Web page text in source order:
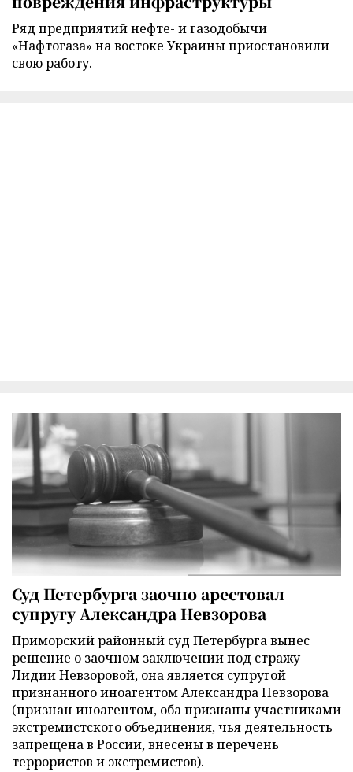
Ряд предприятий нефте- и газодобычи
«Нафтогаза» на востоке Украины приостановили
свою работу.
Суд Петербурга заочно арестовал
супругу Александра Невзорова
Приморский районный суд Петербурга вынес
решение о заочном заключении под стражу
Лидии Невзоровой, она является супругой
признанного иноагентом Александра Невзорова
(признан иноагентом, оба признаны участниками
экстремистского объединения, чья деятельность
запрещена в России, внесены в перечень
террористов и экстремистов).